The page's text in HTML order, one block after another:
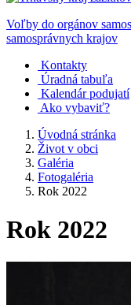
Voľby do orgánov
samosprávnych krajov
Kontakty
Úradná tabuľa
Kalendár podujatí
Ako vybaviť?
Úvodná stránka
Život v obci
Galéria
Fotogaléria
Rok 2022
Rok 2022